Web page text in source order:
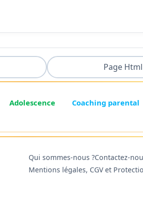
Page Html
Adolescence Coaching parental
Qui sommes-nous ?Contactez-
Mentions légales, CGV et